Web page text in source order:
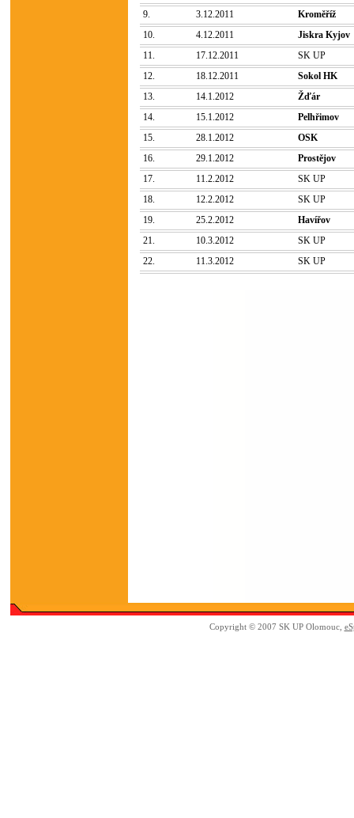
9.
3.12.2011
Kroměříž
10.
4.12.2011
Jiskra Kyjov
11.
17.12.2011
SK UP
12.
18.12.2011
Sokol HK
13.
14.1.2012
Žďár
14.
15.1.2012
Pelhřimov
15.
28.1.2012
OSK
16.
29.1.2012
Prostějov
17.
11.2.2012
SK UP
18.
12.2.2012
SK UP
19.
25.2.2012
Havířov
21.
10.3.2012
SK UP
22.
11.3.2012 SK UP
Copyright © 2007 SK UP Olomouc,